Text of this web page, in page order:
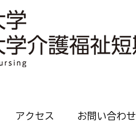
東北看護大学介護福祉短
アクセス お問い合わせ